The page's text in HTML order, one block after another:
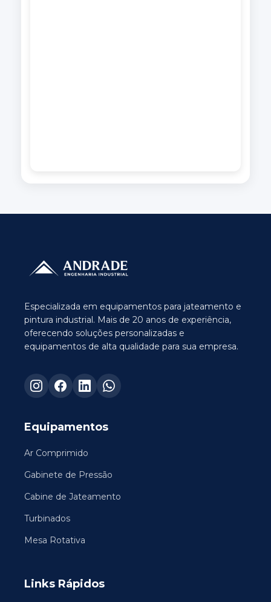
Especializada em equipamentos para jateamento e
pintura industrial. Mais de 20 anos de experiência,
oferecendo soluções personalizadas e
equipamentos de alta qualidade para sua empresa.
Equipamentos
Ar Comprimido
Gabinete de Pressão
Cabine de Jateamento
Turbinados
Mesa Rotativa
Links Rápidos